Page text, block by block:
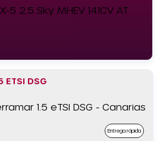
ETSI DSG
Entrega rápida